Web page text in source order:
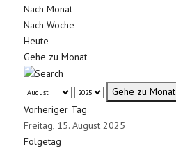
Nach Monat
Nach Woche
Heute
Gehe zu Monat
Gehe zu Monat
Vorheriger Tag
Freitag, 15. August 2025
Folgetag